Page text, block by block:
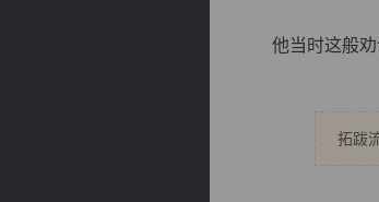
他当时这般劝
拓跋